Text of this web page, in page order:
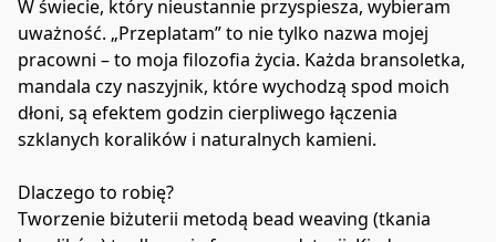
W świecie, który nieustannie przyspiesza, wybieram
uważność. „Przeplatam” to nie tylko nazwa mojej
pracowni – to moja filozofia życia. Każda bransoletka,
mandala czy naszyjnik, które wychodzą spod moich
dłoni, są efektem godzin cierpliwego łączenia
szklanych koralików i naturalnych kamieni.
Dlaczego to robię?
Tworzenie biżuterii metodą bead weaving (tkania